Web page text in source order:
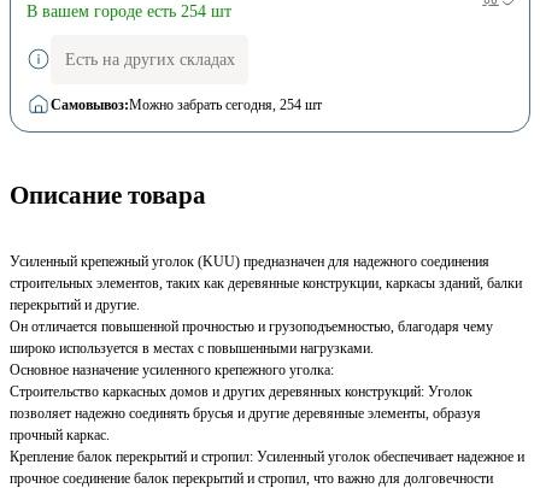
В вашем городе есть 254 шт
Есть на других складах
Самовывоз:Можно забрать сегодня, 254 шт
Описание товара
Усиленный крепежный уголок (KUU) предназначен для надежного соединения
строительных элементов, таких как деревянные конструкции, каркасы зданий, балки
перекрытий и другие.
Он отличается повышенной прочностью и грузоподъемностью, благодаря чему
широко используется в местах с повышенными нагрузками.
Основное назначение усиленного крепежного уголка:
Строительство каркасных домов и других деревянных конструкций: Уголок
позволяет надежно соединять брусья и другие деревянные элементы, образуя
прочный каркас.
Крепление балок перекрытий и стропил: Усиленный уголок обеспечивает надежное и
прочное соединение балок перекрытий и стропил, что важно для долговечности